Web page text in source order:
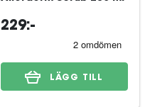
229:-
LÄGG TILL